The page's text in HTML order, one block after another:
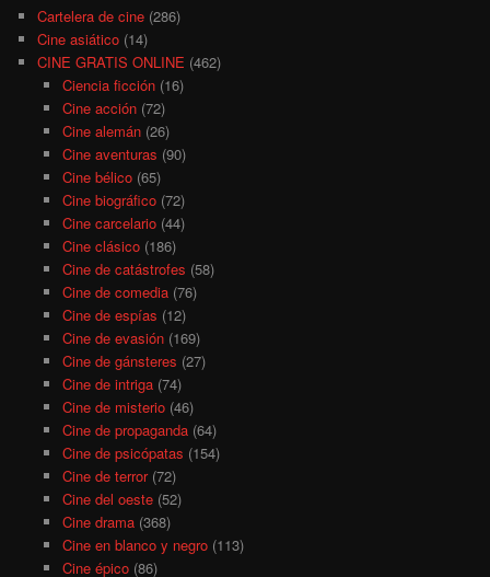
Cartelera de cine (286)
Cine asiático (14)
CINE GRATIS ONLINE (462)
Ciencia ficción(16)
Cine acción(72)
Cine alemán(26)
Cine aventuras (90)
Cine bélico(65)
Cine biográfico(72)
Cine carcelario(44)
Cine clásico(186)
Cine de catástrofes (58)
Cine de comedia(76)
Cine de espías (12)
Cine de evasión(169)
Cine de gánsteres (27)
Cine de intriga(74)
Cine de misterio(46)
Cine de propaganda(64)
Cine de psicópatas (154)
Cine de terror(72)
Cine del oeste(52)
Cine drama(368)
Cine en blanco y negro(113)
Cine épico(86)